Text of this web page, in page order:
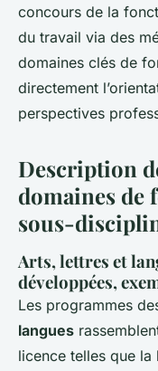
concours de la
du travail via des
domaines clés de
directement
perspectives
Description
domaines de
sous-
Arts, lettres et
développées,
Les programmes
langues
licence telles que